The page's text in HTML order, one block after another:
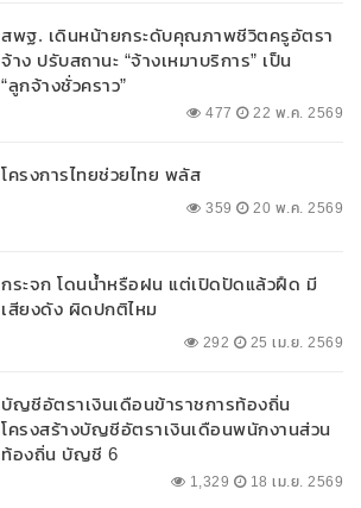
สพฐ. เดินหน้ายกระดับคุณภาพชีวิตครูอัตรา
จ้าง ปรับสถานะ “จ้างเหมาบริการ” เป็น
“ลูกจ้างชั่วคราว”
477 22 พ.ค. 2569
โครงการไทยช่วยไทย พลัส
359 20 พ.ค. 2569
กระจก โดนน้ำหรือฝน แต่เปิดปัดแล้วฝืด มี
เสียงดัง ผิดปกติไหม
292 25 เม.ย. 2569
บัญชีอัตราเงินเดือนข้าราชการท้องถิ่น
โครงสร้างบัญชีอัตราเงินเดือนพนักงานส่วน
ท้องถิ่น บัญชี 6
1,329 18 เม.ย. 2569